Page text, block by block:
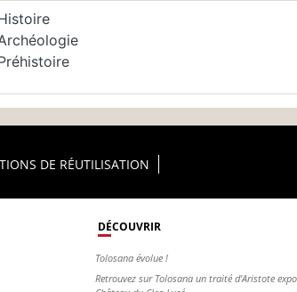
DE RÉUTILISATION
DÉCOUVRIR
Tolosana évolue !
Retrouvez sur Tolosana un traité d'Aristote